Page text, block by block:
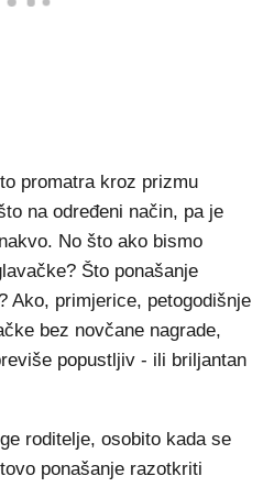
promatra kroz prizmu
na određeni način, pa je
No što ako bismo
Što ponašanje
Ako, primjerice, petogodišnje
bez novčane nagrade,
popustljiv - ili briljantan
roditelje, osobito kada se
ponašanje razotkriti